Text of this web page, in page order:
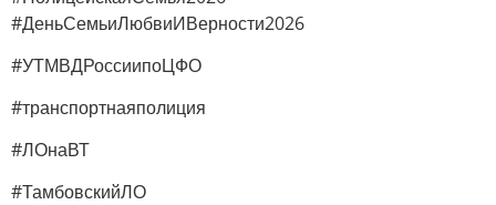
#ДеньСемьиЛюбвиИВерности2026
#УТМВДРоссиипоЦФО
#транспортнаяполиция
#ЛОнаВТ
#ТамбовскийЛО